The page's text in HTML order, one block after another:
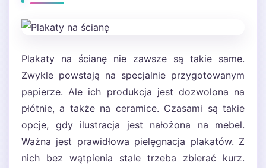
Plakaty na ścianę nie zawsze są takie same.
Zwykle powstają na specjalnie przygotowanym
papierze. Ale ich produkcja jest dozwolona na
płótnie, a także na ceramice. Czasami są takie
opcje, gdy ilustracja jest nałożona na mebel.
Ważna jest prawidłowa pielęgnacja plakatów. Z
nich bez wątpienia stale trzeba zbierać kurz.